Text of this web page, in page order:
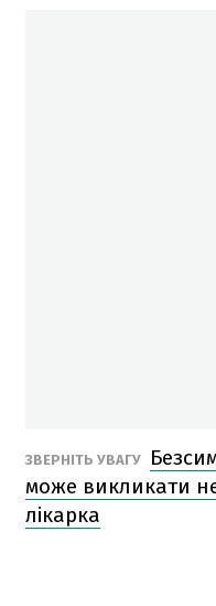
ЗВЕРНІТЬ УВАГУ
може викликати
лікарка